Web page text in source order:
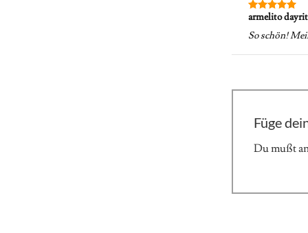
Bewertet
5
armelito dayrit
So schön!
Füge
Du mußt